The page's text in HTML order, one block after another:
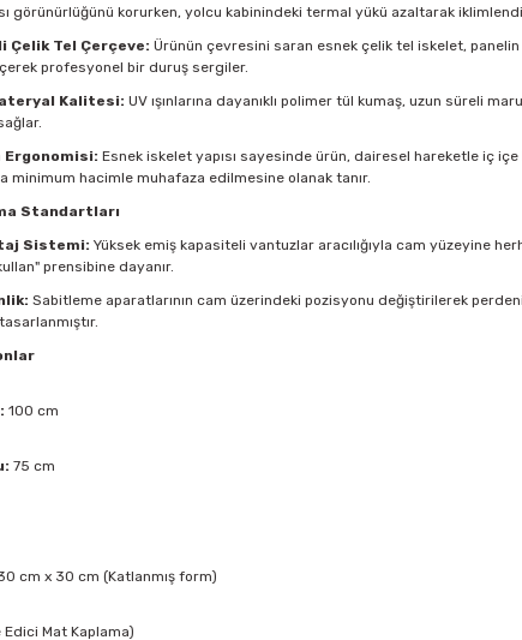
görünürlüğünü korurken, yolcu kabinindeki termal yükü azaltarak
Çelik Tel Çerçeve: Ürünün çevresini saran esnek çelik tel iskelet,
profesyonel bir duruş sergiler.
Kalitesi: UV ışınlarına dayanıklı polimer tül kumaş, uzun süreli
Ergonomisi: Esnek iskelet yapısı sayesinde ürün, dairesel hareketle iç
minimum hacimle muhafaza edilmesine olanak tanır.
Standartları
Sistemi: Yüksek emiş kapasiteli vantuzlar aracılığıyla cam yüzeyine
prensibine dayanır.
Sabitleme aparatlarının cam üzerindeki pozisyonu değiştirilerek
100 cm
75 cm
cm x 30 cm (Katlanmış form)
Mat Kaplama)